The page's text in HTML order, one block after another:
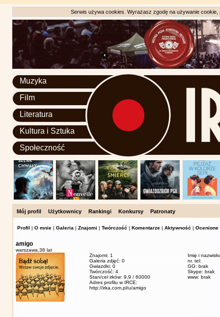
Serwis używa cookies. Wyrażasz zgodę na używanie
Muzyka
Film
Literatura
Kultura i Sztuka
Społeczność
Mój profil Użytkownicy Rankingi Konkursy Patronaty
Profil | O mnie | Galeria | Znajomi | Twórczość | Komentarze | Aktywność | Ocenione
amigo
warszawa, 38 lat
Znajomi: 1
Galeria zdjęć: 0
Gwiazdki: 0
Twórczość: 4
Stan/cel irków: 9,9 / 60000
Adres profilu w IRCE:
http://irka.com.pl/u/amigo
Imię i
nr. tel:
GG: brak
Skype: brak
www: brak